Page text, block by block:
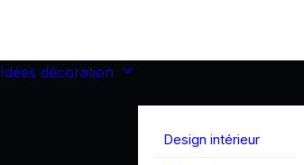
Idées décoration
Design intérieur